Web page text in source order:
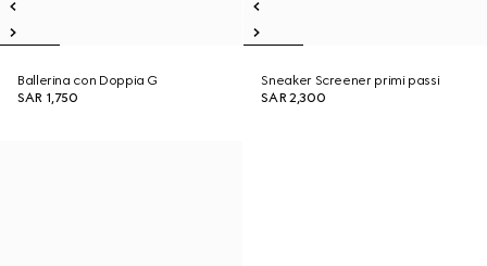
Ballerina con Doppia G
SAR 1,750
Sneaker Screener primi passi
SAR 2,300